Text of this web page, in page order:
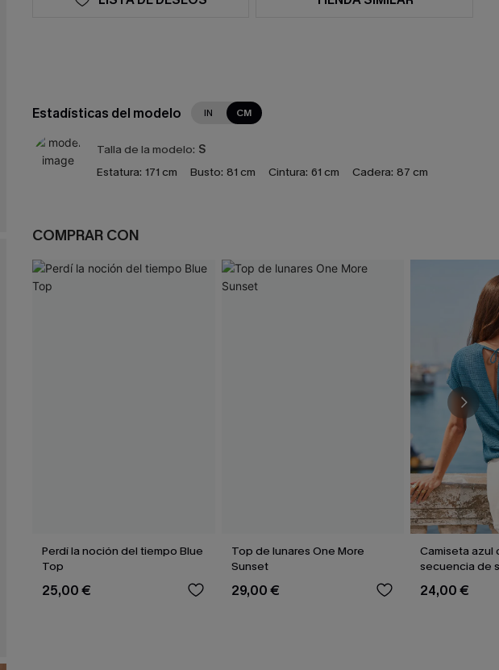
Estadísticas del modelo IN CM
Talla de la modelo: S
Estatura: 171 cm Busto: 81 cm Cintura: 61 cm Cadera: 87 cm
COMPRAR CON
Perdí la noción del tiempo Blue
Top
25,00 €
Top de lunares One More
Sunset
29,00 €
Camiseta
secuencia de
24,00 €